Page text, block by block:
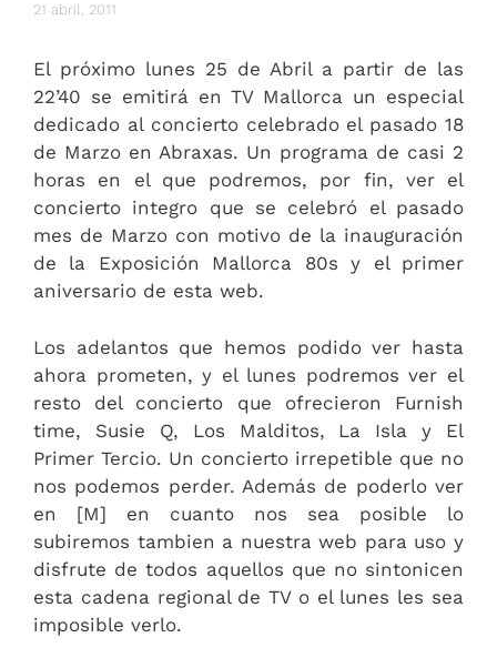
21 abril, 2011
El próximo lunes 25 de Abril a partir de las
22’40 se emitirá en TV Mallorca un especial
dedicado al concierto celebrado el pasado 18
de Marzo en Abraxas. Un programa de casi 2
horas en el que podremos, por fin, ver el
concierto integro que se celebró el pasado
mes de Marzo con motivo de la inauguración
de la Exposición Mallorca 80s y el primer
aniversario de esta web.
Los adelantos que hemos podido ver hasta
ahora prometen, y el lunes podremos ver el
resto del concierto que ofrecieron Furnish
time, Susie Q, Los Malditos, La Isla y El
Primer Tercio. Un concierto irrepetible que no
nos podemos perder. Además de poderlo ver
en [M] en cuanto nos sea posible lo
subiremos tambien a nuestra web para uso y
disfrute de todos aquellos que no sintonicen
esta cadena regional de TV o el lunes les sea
imposible verlo.